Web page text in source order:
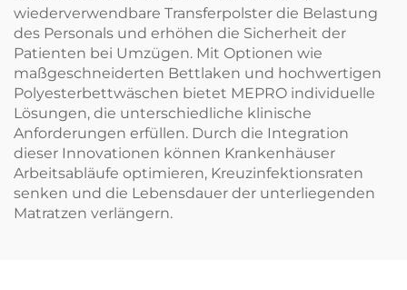
wiederverwendbare Transferpolster die Belastung
des Personals und erhöhen die Sicherheit der
Patienten bei Umzügen. Mit Optionen wie
maßgeschneiderten Bettlaken und hochwertigen
Polyesterbettwäschen bietet MEPRO individuelle
Lösungen, die unterschiedliche klinische
Anforderungen erfüllen. Durch die Integration
dieser Innovationen können Krankenhäuser
Arbeitsabläufe optimieren, Kreuzinfektionsraten
senken und die Lebensdauer der unterliegenden
Matratzen verlängern.